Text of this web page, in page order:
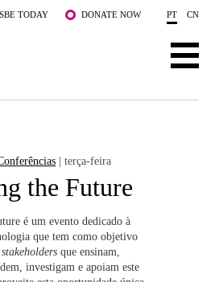
TODAY DONATE NOW PT CN
| terça-feira
the Future
é um evento dedicado à
que tem como objetivo
stakeholders que ensinam,
investigam e apoiam este